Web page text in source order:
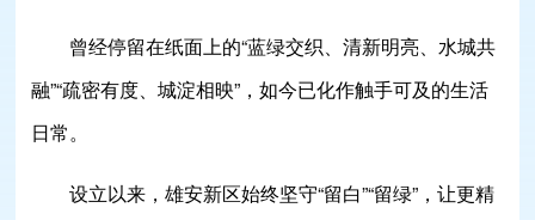
曾经停留在纸面上的“蓝绿交织、清新明亮、水城共
融”“疏密有度、城淀相映”，如今已化作触手可及的生活
日常。
设立以来，雄安新区始终坚守“留白”“留绿”，让更精